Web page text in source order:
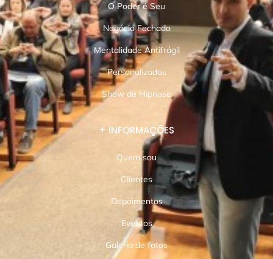
O Poder é Seu
Negócio Fechado
Mentalidade Antifrágil
Personalizadas
Show de Hipnose
+ INFORMAÇÕES
Quem sou
Clientes
Depoimentos
Eventos
Galeria de fotos